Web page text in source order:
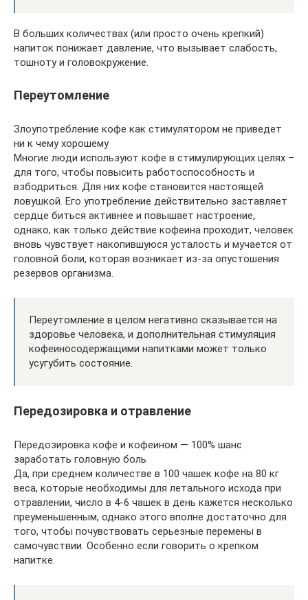
В больших количествах (или просто очень крепкий)
напиток понижает давление, что вызывает слабость,
тошноту и головокружение.
Переутомление
Злоупотребление кофе как стимулятором не приведет
ни к чему хорошему
Многие люди используют кофе в стимулирующих целях –
для того, чтобы повысить работоспособность и
взбодриться. Для них кофе становится настоящей
ловушкой. Его употребление действительно заставляет
сердце биться активнее и повышает настроение,
однако, как только действие кофеина проходит, человек
вновь чувствует накопившуюся усталость и мучается от
головной боли, которая возникает из-за опустошения
резервов организма.
Переутомление в целом негативно сказывается на
здоровье человека, и дополнительная стимуляция
кофеиносодержащими напитками может только
усугубить состояние.
Передозировка и отравление
Передозировка кофе и кофеином — 100% шанс
заработать головную боль
Да, при среднем количестве в 100 чашек кофе на 80 кг
веса, которые необходимы для летального исхода при
отравлении, число в 4-6 чашек в день кажется несколько
преуменьшенным, однако этого вполне достаточно для
того, чтобы почувствовать серьезные перемены в
самочувствии. Особенно если говорить о крепком
напитке.